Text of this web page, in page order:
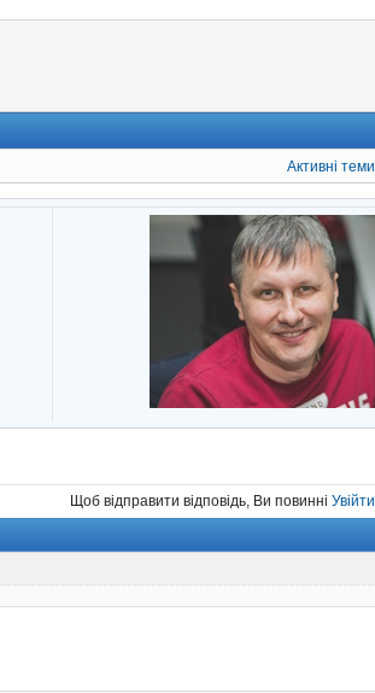
Активні теми
Щоб відправити відповідь, Ви повинні Увійти